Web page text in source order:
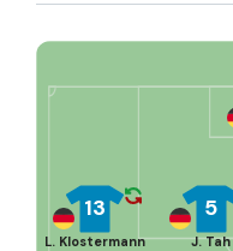
5
J. Tah
13
L. Klostermann